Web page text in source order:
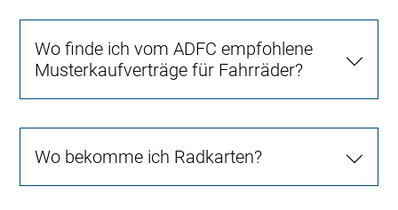
Wo finde ich vom ADFC empfohlene
Musterkaufverträge für Fahrräder?
Wo bekomme ich Radkarten?